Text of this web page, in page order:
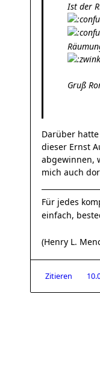
Ist der
Gruß
Darüber
dieser Ernst
abgewinnen,
mich auch
Für jedes
einfach,
(Henry L.
Zitieren